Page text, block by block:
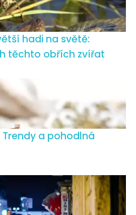
hadi na světě:
těchto obřích zvířat
a pohodlná